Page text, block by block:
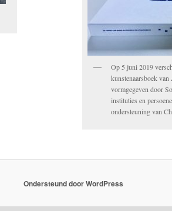
Op 5 juni 2019
kunstenaarsboek
vormgegeven door
instituties en
ondersteuning van
Ondersteund door WordPress